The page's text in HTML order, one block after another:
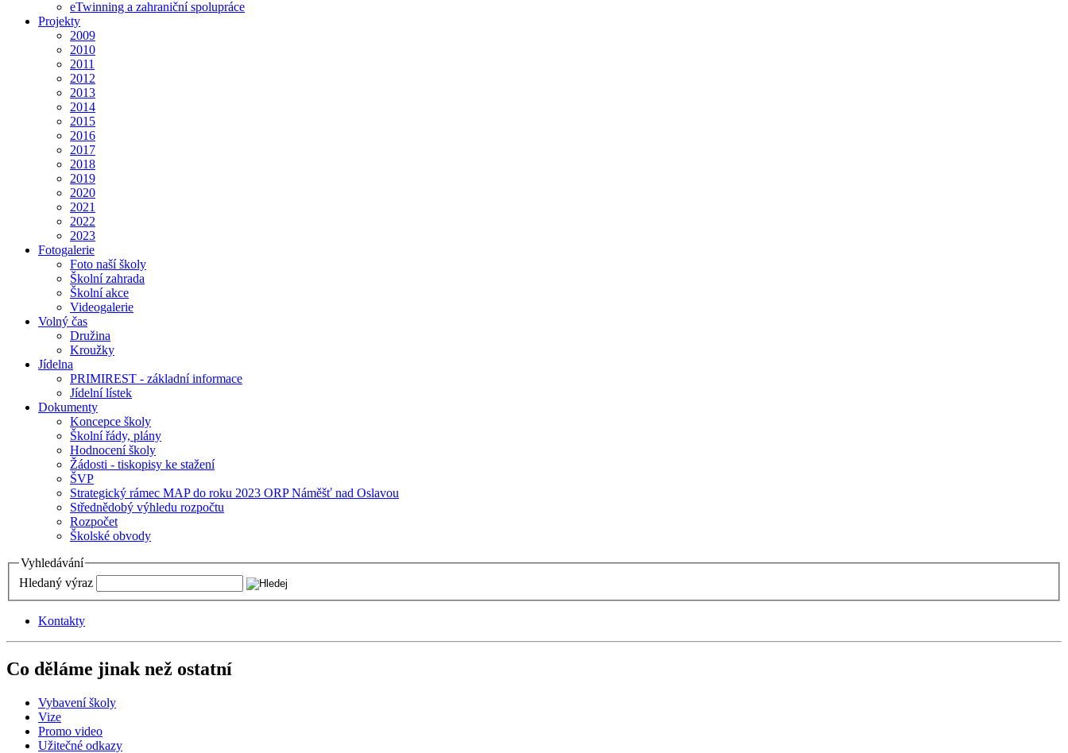
eTwinning a zahraniční spolupráce
Projekty
2009
2010
2011
2012
2013
2014
2015
2016
2017
2018
2019
2020
2021
2022
2023
Fotogalerie
Foto naší školy
Školní zahrada
Školní akce
Videogalerie
Volný čas
Družina
Kroužky
Jídelna
PRIMIREST - základní informace
Jídelní lístek
Dokumenty
Koncepce školy
Školní řády, plány
Hodnocení školy
Žádosti - tiskopisy ke stažení
ŠVP
Strategický rámec MAP do roku 2023 ORP Náměšť nad Oslavou
Střednědobý výhledu rozpočtu
Rozpočet
Školské obvody
Vyhledávání
Hledaný výraz
Kontakty
Co děláme jinak než ostatní
Vybavení školy
Vize
Promo video
Užitečné odkazy